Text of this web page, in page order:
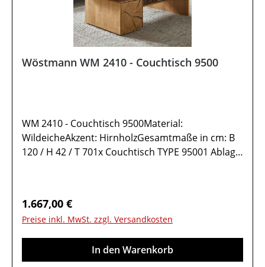
Wöstmann WM 2410 - Couchtisch 9500
WM 2410 - Couchtisch 9500Material:
WildeicheAkzent: HirnholzGesamtmaße in cm: B
120 / H 42 / T 701x Couchtisch TYPE 95001 Ablage
sein).Farben können auf verschiedenen
Bildschirmen abweichen. Deko oder andere
Beimöbel sind nicht enthalten. Abbildung kann
Regulärer Preis:
1.667,00 €
Preise inkl. MwSt. zzgl. Versandkosten
In den Warenkorb